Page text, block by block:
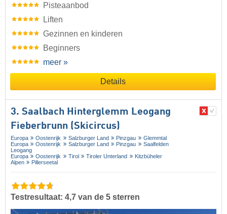
Pisteaanbod
Liften
Gezinnen en kinderen
Beginners
meer »
Details
3. Saalbach Hinterglemm Leogang
Fieberbrunn (Skicircus)
Europa Oostenrijk Salzburger Land Pinzgau
Glemmtal
Europa
Oostenrijk Salzburger Land Pinzgau
Saalfelden
Leogang
Europa
Oostenrijk Tirol Tiroler Unterland
Kitzbüheler
Alpen
Pillerseetal
Testresultaat: 4,7 van de 5 sterren